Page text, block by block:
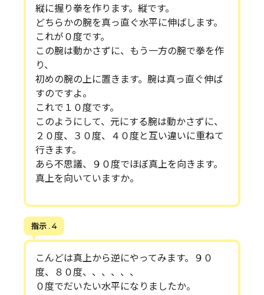
縦に握り拳を作ります。縦です。
どちらかの腕を真っ直ぐ水平に伸ばします。
これが０度です。
この腕は動かさずに、もう一方の腕で拳を作
り、
初めの腕の上に置きます。腕は真っ直ぐ伸ば
すのですよ。
これで１０度です。
このようにして、元にする腕は動かさずに、
２０度、３０度、４０度と互い違いに重ねて
行きます。
あら不思議、９０度でほぼ真上を向きます。
真上を向いていますか。
指示 . 4
こんどは真上から逆にやってみます。９０
度、８０度、、、、、、
０度でだいたい水平になりましたか。